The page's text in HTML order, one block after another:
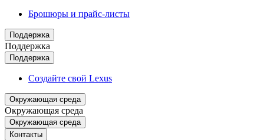
Брошюры и прайс-листы
Поддержка
Поддержка
Поддержка
Создайте свой Lexus
Окружающая среда
Окружающая среда
Окружающая среда
Контакты